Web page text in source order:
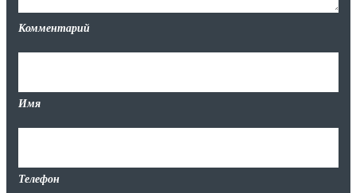
Комментарий
Имя
Телефон